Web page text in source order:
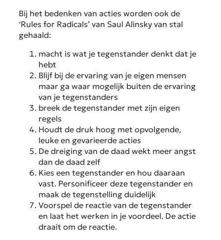
Bij het bedenken van acties worden ook de
‘Rules for Radicals’ van Saul Alinsky van stal
gehaald:
macht is wat je tegenstander denkt dat je
hebt
Blijf bij de ervaring van je eigen mensen
maar ga waar mogelijk buiten de ervaring
van je tegenstanders
breek de tegenstander met zijn eigen
regels
Houdt de druk hoog met opvolgende,
leuke en gevarieerde acties
De dreiging van de daad wekt meer angst
dan de daad zelf
Kies een tegenstander en hou daaraan
vast. Personificeer deze tegenstander en
maak de tegenstelling duidelijk
Voorspel de reactie van de tegenstander
en laat het werken in je voordeel. De actie
draait om de reactie.